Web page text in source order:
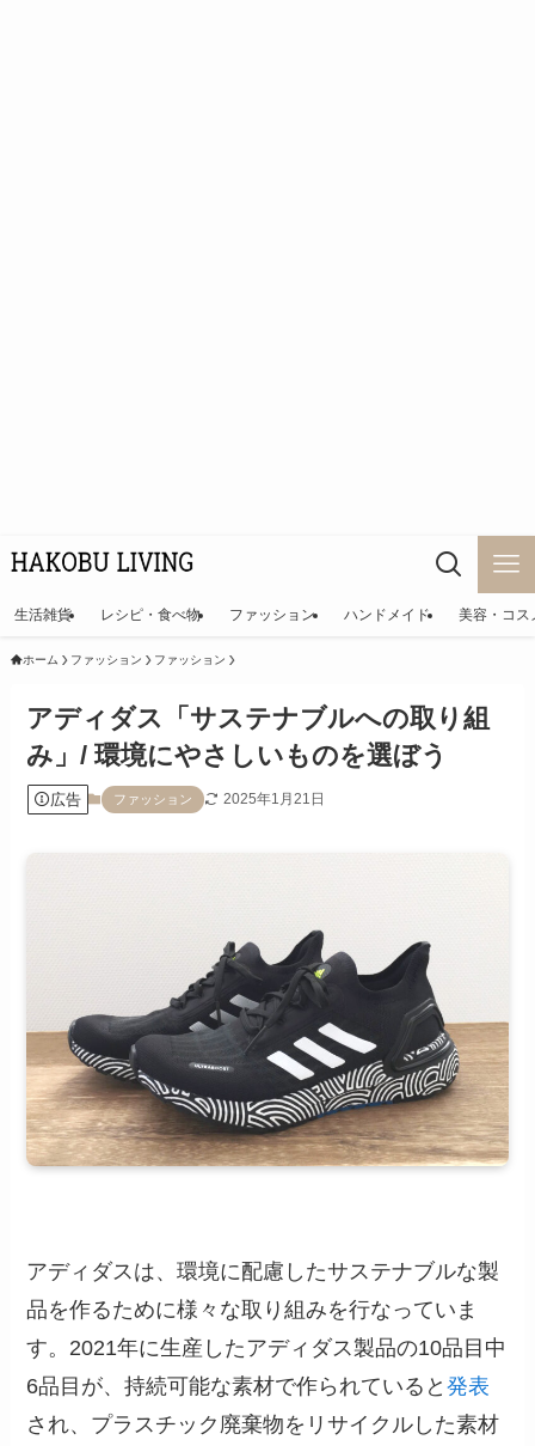
生活雑貨 レシピ・食べ物 ファッション ハンドメイド 美容・コス
ホーム ファッション ファッション
アディダス「サステナブルへの取り組
み」/ 環境にやさしいものを選ぼう
広告 ファッション 2025年1月21日
アディダスは、環境に配慮したサステナブルな製
品を作るために様々な取り組みを行なっていま
す。2021年に生産したアディダス製品の10品目中
6品目が、持続可能な素材で作られていると発表
され、プラスチック廃棄物をリサイクルした素材